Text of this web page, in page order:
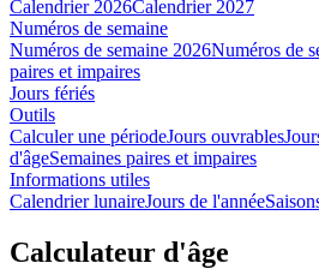
Calendrier 2026Calendrier 2027
Numéros de semaine
Numéros de semaine 2026Numéros de
paires et impaires
Jours fériés
Outils
Calculer une périodeJours ouvrables
d'âgeSemaines paires et impaires
Informations utiles
Calendrier lunaireJours de l'année
Calculateur d'âge